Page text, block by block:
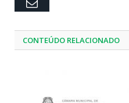
CONTEÚDO RELACIONADO